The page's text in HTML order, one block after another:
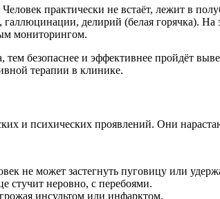
практически не встаёт, лежит в
делирий (белая горячка). На
мониторингом.
безопаснее и эффективнее пройдёт
терапии в клинике.
и психических проявлений. Они
не может застегнуть пуговицу или
стучит неровно, с перебоями.
инсультом или инфарктом.